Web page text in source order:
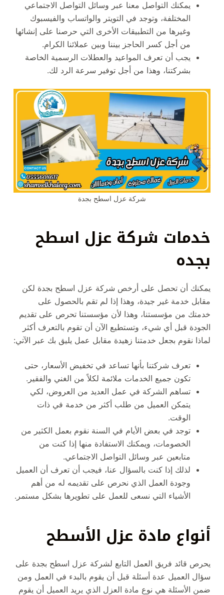
يمكنك التواصل معنا عبر وسائل التواصل الاجتماعي
المختلفة، وتوجد في التويتر والواتساب والفيسبوك
وغيرها من التطبيقات الأخرى التي حرصنا على إنشائها
من أجل كسر الحاجز بيننا وبين عملائنا الكرام.
يجب أن تعرف المواعيد والعطلات الرسمية الخاصة
بشركتنا، وهذا من أجل توفير سرعة الرد لك.
شركة عزل اسطح بجدة
خدمات شركة عزل اسطح
بجده
يمكنك أن تحصل على أرخص شركة عزل اسطح بجدة لكن
مقابل خدمة غير جيدة، وهذا إذا لم تقم بالحصول على
خدمتك من مؤسستنا، وهذا لأن مؤسستنا تحرص على تقديم
الجودة قبل أي شيء، وتستطيع الآن أن تقوم بالتعرف أكثر
لماذا نقوم بجعل خدمتنا زهيدة مقابل عمل يليق بك عبر الآتي:
تعرف شركتنا بأنها تساعد في تخفيض الأسعار، حتى
تكون جميع الخدمات ملائمة لكلاً من الغني والفقير.
تساهم الشركة في عمل العديد من العروض، لكي
يتمكن العميل من طلب أكثر من خدمة في ذات
الوقت.
توجد في بعض الأيام في السنة نقوم بعمل الكثير من
الخصومات، ويمكنك الاستفادة منها إذا كنت من
متابعين عبر وسائل التواصل الاجتماعي.
لذلك إذا كنت بالسؤال عنا، فيجب أن تعرف أن العميل
وجودة العمل الذي نحرص على تقديمه له من أهم
الأشياء التي نسعى للعمل على تطويرها بشكل مستمر.
أنواع مادة عزل الأسطح
يحرص قائد فريق العمل التابع لشركة عزل اسطح بجدة على
سؤال العميل عدة أسئلة قبل أن يقوم بالبدء في العمل ومن
ضمن الأسئلة هي نوع مادة العزل الذي يريد العميل أن يقوم